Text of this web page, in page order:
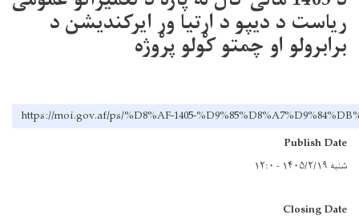
ریاست د دیپو د اړتیا وړ ایرکندیشن د
برابرولو او چمتو کولو پروژه
https://moi.gov.af/ps/%D8%AF-1405-
Publish Date
شنبه ۱۴۰۵/۲/۱۹ - ۱۲:۰
Closing Date